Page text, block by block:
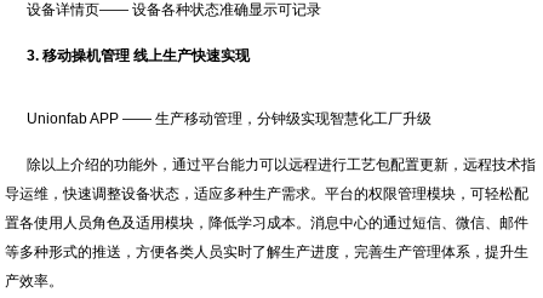
设备详情页—— 设备各种状态准确显示可记录
3. 移动操机管理 线上生产快速实现
Unionfab APP —— 生产移动管理，分钟级实现智慧化工厂升级
除以上介绍的功能外，通过平台能力可以远程进行工艺包配置更新，远程技术指
导运维，快速调整设备状态，适应多种生产需求。平台的权限管理模块，可轻松配
置各使用人员角色及适用模块，降低学习成本。消息中心的通过短信、微信、邮件
等多种形式的推送，方便各类人员实时了解生产进度，完善生产管理体系，提升生
产效率。